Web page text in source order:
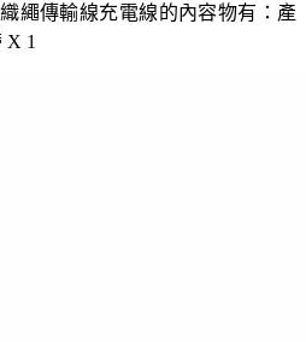
繩傳輸線充電線的內容物有：產
X 1